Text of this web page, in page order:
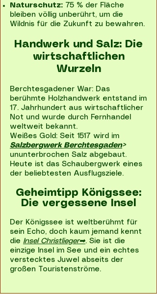
Naturschutz: 75 % der Fläche
bleiben völlig unberührt, um die
Wildnis für die Zukunft zu bewahren.
Handwerk und Salz: Die
wirtschaftlichen
Wurzeln
Berchtesgadener War: Das
berühmte Holzhandwerk entstand im
17. Jahrhundert aus wirtschaftlicher
Not und wurde durch Fernhandel
weltweit bekannt.
Weißes Gold: Seit 1517 wird im
Salzbergwerk Berchtesgaden>
ununterbrochen Salz abgebaut.
Heute ist das Schaubergwerk eines
der beliebtesten Ausflugsziele.
Geheimtipp Königssee:
Die vergessene Insel
Der Königssee ist weltberühmt für
sein Echo, doch kaum jemand kennt
die Insel Christlieger➡. Sie ist die
einzige Insel im See und ein echtes
verstecktes Juwel abseits der
großen Touristenströme.